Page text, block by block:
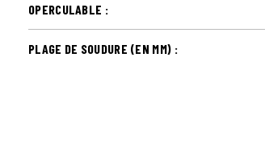
OPERCULABLE :
PLAGE DE SOUDURE (EN MM) :